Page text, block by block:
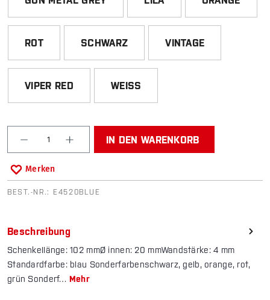
ROT SCHWARZ VINTAGE
VIPER RED WEISS
Produkt Anzahl: Gib den gewünschten Wert ein
IN DEN WARENKORB
Merken
BEST.-NR.: E4520BLUE
Beschreibung
Schenkellänge: 102 mmØ innen: 20 mmWandstärke: 4 mm
Standardfarbe: blau Sonderfarbenschwarz, gelb, orange, rot,
grün Sonderf… Mehr